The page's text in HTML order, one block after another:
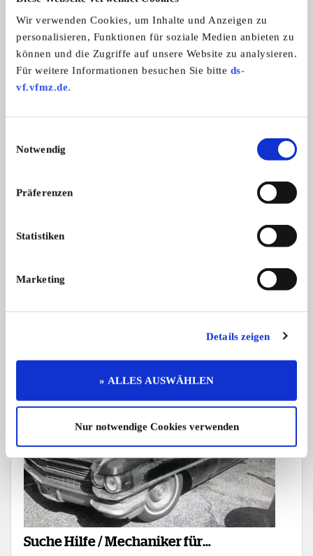
Wir verwenden Cookies, um Inhalte und Anzeigen zu
personalisieren, Funktionen für soziale Medien anbieten zu
können und die Zugriffe auf unsere Website zu analysieren.
Für weitere Informationen besuchen Sie bitte ds-
vf.vfmz.de.
Notwendig
Präferenzen
Statistiken
Marketing
Details zeigen
» ALLES AUSWÄHLEN
Nur notwendige Cookies verwenden
1957 1958 CADILLAC BREMSEN-UMBAU-
1957 CADILLAC BREMSEN-UMBAU-KIT AUF ...
1.999,- €
Festpreis
Privatverkauf
Angebot
Suche Hilfe / Mechaniker für